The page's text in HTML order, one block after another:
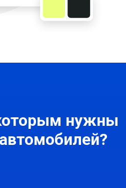
нужны